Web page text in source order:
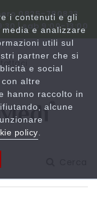
0825-780833
| sab 9:00-13:00
i contenuti e gli
e analizzare
utili sul
partner che si
e social
altre
hanno raccolto in
alcune
policy